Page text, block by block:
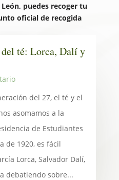
León, puedes recoger tu
oficial de recogida
té: Lorca, Dalí y
del 27, el té y el
asomamos a la
de Estudiantes
de 1920, es fácil
Lorca, Salvador Dalí,
debatiendo sobre...